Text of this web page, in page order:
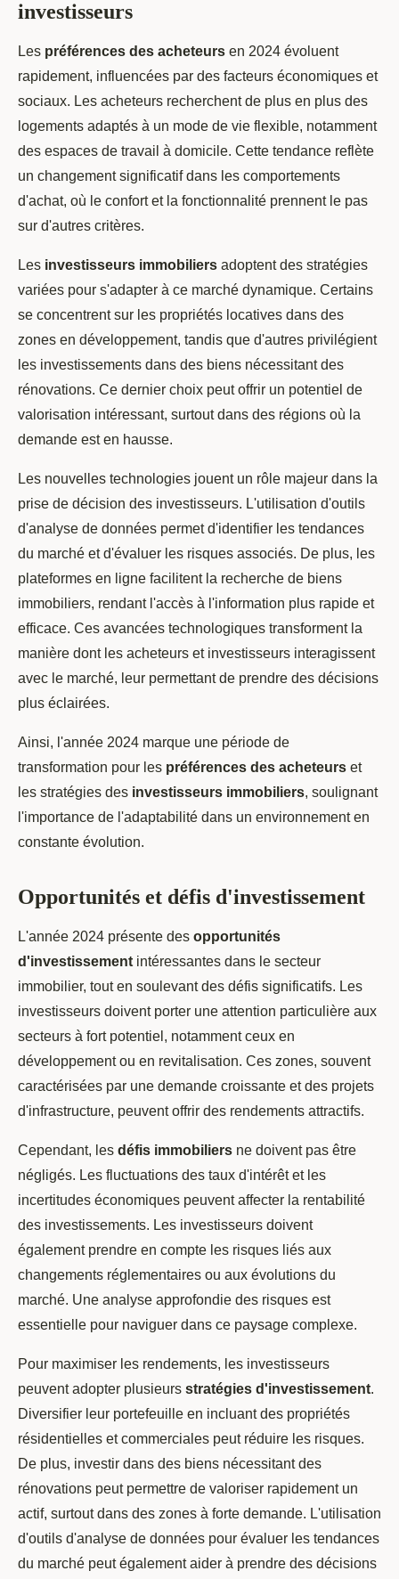
investisseurs
Les préférences des acheteurs en 2024 évoluent
rapidement, influencées par des facteurs économiques et
sociaux. Les acheteurs recherchent de plus en plus des
logements adaptés à un mode de vie flexible, notamment
des espaces de travail à domicile. Cette tendance reflète
un changement significatif dans les comportements
d'achat, où le confort et la fonctionnalité prennent le pas
sur d'autres critères.
Les investisseurs immobiliers adoptent des stratégies
variées pour s'adapter à ce marché dynamique. Certains
se concentrent sur les propriétés locatives dans des
zones en développement, tandis que d'autres privilégient
les investissements dans des biens nécessitant des
rénovations. Ce dernier choix peut offrir un potentiel de
valorisation intéressant, surtout dans des régions où la
demande est en hausse.
Les nouvelles technologies jouent un rôle majeur dans la
prise de décision des investisseurs. L'utilisation d'outils
d'analyse de données permet d'identifier les tendances
du marché et d'évaluer les risques associés. De plus, les
plateformes en ligne facilitent la recherche de biens
immobiliers, rendant l'accès à l'information plus rapide et
efficace. Ces avancées technologiques transforment la
manière dont les acheteurs et investisseurs interagissent
avec le marché, leur permettant de prendre des décisions
plus éclairées.
Ainsi, l'année 2024 marque une période de
transformation pour les préférences des acheteurs et
les stratégies des investisseurs immobiliers, soulignant
l'importance de l'adaptabilité dans un environnement en
constante évolution.
Opportunités et défis d'investissement
L'année 2024 présente des opportunités
d'investissement intéressantes dans le secteur
immobilier, tout en soulevant des défis significatifs. Les
investisseurs doivent porter une attention particulière aux
secteurs à fort potentiel, notamment ceux en
développement ou en revitalisation. Ces zones, souvent
caractérisées par une demande croissante et des projets
d'infrastructure, peuvent offrir des rendements attractifs.
Cependant, les défis immobiliers ne doivent pas être
négligés. Les fluctuations des taux d'intérêt et les
incertitudes économiques peuvent affecter la rentabilité
des investissements. Les investisseurs doivent
également prendre en compte les risques liés aux
changements réglementaires ou aux évolutions du
marché. Une analyse approfondie des risques est
essentielle pour naviguer dans ce paysage complexe.
Pour maximiser les rendements, les investisseurs
peuvent adopter plusieurs stratégies d'investissement.
Diversifier leur portefeuille en incluant des propriétés
résidentielles et commerciales peut réduire les risques.
De plus, investir dans des biens nécessitant des
rénovations peut permettre de valoriser rapidement un
actif, surtout dans des zones à forte demande. L'utilisation
d'outils d'analyse de données pour évaluer les tendances
du marché peut également aider à prendre des décisions